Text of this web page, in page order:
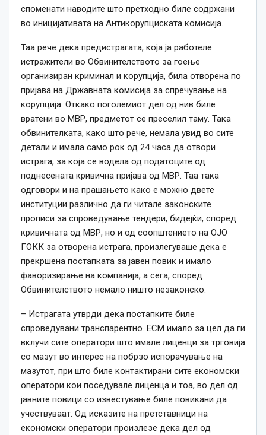
споменати наводите што претходно биле содржани
во иницијативата на Антикорупциската комисија.
Таа рече дека предистрагата, која ја работеле
истражители во Обвинителството за гоење
организиран криминал и корупција, била отворена по
пријава на Државната комисија за спречување на
корупција. Откако поголемиот дел од нив биле
вратени во МВР, предметот се преселил таму. Така
обвинителката, како што рече, немала увид во сите
детали и имала само рок од 24 часа да отвори
истрага, за која се водела од податоците од
поднесената кривична пријава од МВР. Таа така
одговори и на прашањето како е можно двете
институции различно да ги читале законските
прописи за спроведување тендери, бидејќи, според
кривичната од МВР, но и од соопштението на ОЈО
ГОКК за отворена истрага, произлегуваше дека е
прекршена постапката за јавен повик и имало
фаворизирање на компанија, а сега, според
Обвинителството немало ништо незаконско.
– Истрагата утврди дека постапките биле
спроведувани транспарентно. ЕСМ имало за цел да ги
вклучи сите оператори што имале лиценци за трговија
со мазут во интерес на побрзо испорачување на
мазутот, при што биле контактирани сите економски
оператори кои поседувале лиценца и тоа, во дел од
јавните повици со известување биле повикани да
учествуваат. Од исказите на претставници на
економски оператори произлезе дека дел од